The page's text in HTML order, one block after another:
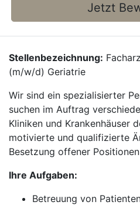
Jetzt
Stellenbezeichnung:
(m/w/d) Geriatrie
Wir sind ein spezialisierter
suchen im Auftrag
Kliniken und Krankenhäuser
motivierte und qualifizierte
Besetzung offener
Ihre Aufgaben:
Betreuung von